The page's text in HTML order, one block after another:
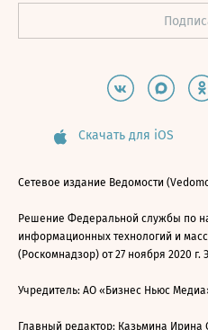
Скачать для iOS
Сетевое издание Ведомости
Решение Федеральной службы по
информационных технологий и
(Роскомнадзор) от 27 ноября 2020 г.
Учредитель: АО «Бизнес Ньюс
Главный редактор: Казьмина Ирина